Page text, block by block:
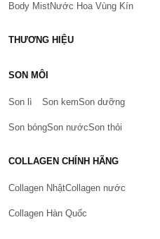
hay mua hàng?
gọi cho chúng tôi qua số
Body MistNước Hoa Vùng Kín
THƯƠNG HIỆU
SON MÔI
Son lì Son kemSon dưỡng
Son bóngSon nướcSon thỏi
COLLAGEN CHÍNH HÃNG
Collagen NhậtCollagen nước
Collagen Hàn Quốc